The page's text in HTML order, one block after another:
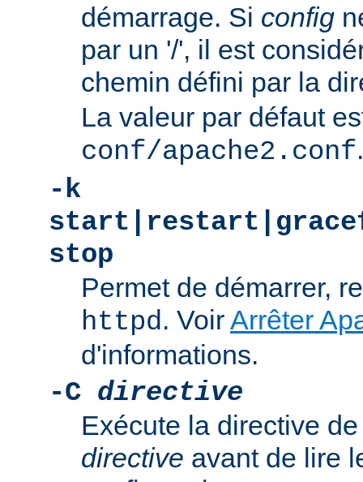
démarrage. Si config
par un '/', il est
chemin défini par la
La valeur par défaut
conf/apache2.conf.
-k
stop
Permet de démarrer,
httpd. VoirArrêter
d'informations.
-C directive
Exécute la directive
directive avant de lire